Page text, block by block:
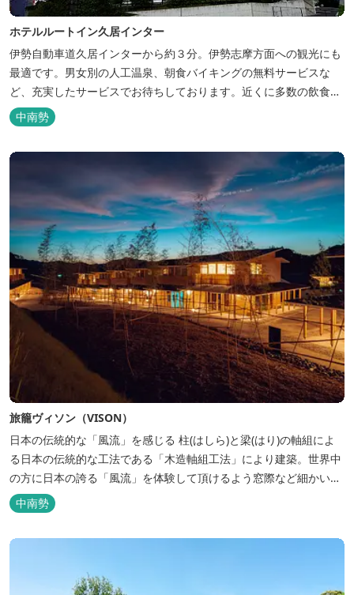
ホテルルートイン久居インター
伊勢自動車道久居インターから約３分。伊勢志摩方面への観光にも
最適です。男女別の人工温泉、朝食バイキングの無料サービスな
ど、充実したサービスでお待ちしております。近くに多数の飲食店
や物販店もあります。
中南勢
旅籠ヴィソン（VISON）
日本の伝統的な「風流」を感じる 柱(はしら)と梁(はり)の軸組によ
る日本の伝統的な工法である「木造軸組工法」により建築。世界中
の方に日本の誇る「風流」を体験して頂けるよう窓際など細かいデ
ィテールにこだわりました。4棟から成る旅籠棟では各棟1階に入居
するテナントプロデュースにより洗練された世界観を各客室でお楽
しみいただけ...
中南勢